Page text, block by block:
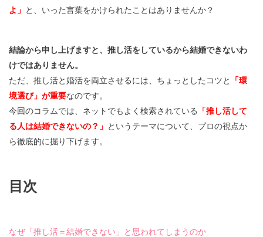
よ」 と、いった言葉をかけられたことはありませんか？
結論から申し上げますと、推し活をしているから結婚できないわ
けではありません。
ただ、推し活と婚活を両立させるには、ちょっとしたコツと
「環
境選び」が重要なのです。
今回のコラムでは、ネットでもよく検索されている
「推し活して
る人は結婚できないの？」 というテーマについて、プロの視点か
ら徹底的に掘り下げます。
目次
なぜ「推し活＝結婚できない」と思われてしまうのか